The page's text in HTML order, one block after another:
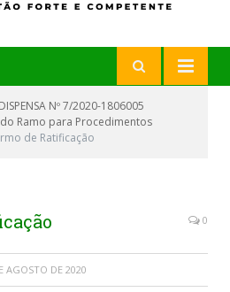
DISPENSA Nº 7/2020-1806005
Ramo para Procedimentos
de Ratificação
0
AGOSTO DE 2020